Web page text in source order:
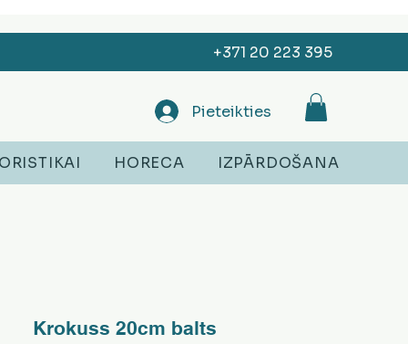
+371 20 223 395
Pieteikties
HORECA IZPĀRDOŠANA
Krokuss 20cm balts